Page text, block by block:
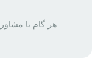
هر گام با